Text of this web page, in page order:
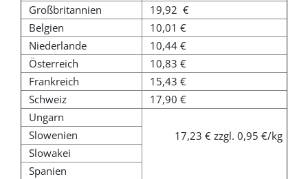
Großbritannien
19,92 €
Belgien
10,01 €
Niederlande
10,44 €
Österreich
10,83 €
Frankreich
15,43 €
Schweiz
17,90 €
Ungarn
17,23 € zzgl. 0,95 €/kg
Slowenien
Slowakei
Spanien